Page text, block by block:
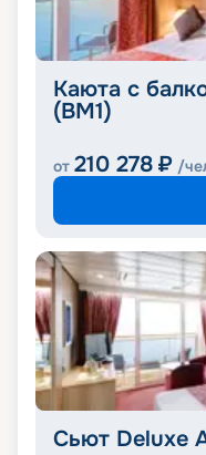
Каюта с
(BM1)
от 210 278 ₽ /
Сьют Deluxe